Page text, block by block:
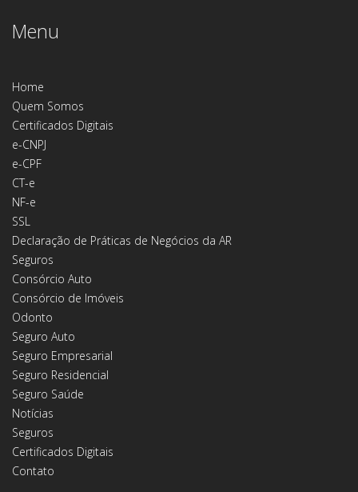
Menu
Home
Quem Somos
Certificados Digitais
e-CNPJ
e-CPF
CT-e
NF-e
SSL
Declaração de Práticas de Negócios da AR
Seguros
Consórcio Auto
Consórcio de Imóveis
Odonto
Seguro Auto
Seguro Empresarial
Seguro Residencial
Seguro Saúde
Notícias
Seguros
Certificados Digitais
Contato